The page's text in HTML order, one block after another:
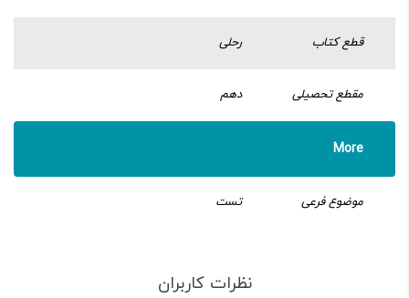
قطع کتاب رحلی
مقطع تحصیلی دهم
More
موضوع فرعی تست
نظرات کاربران